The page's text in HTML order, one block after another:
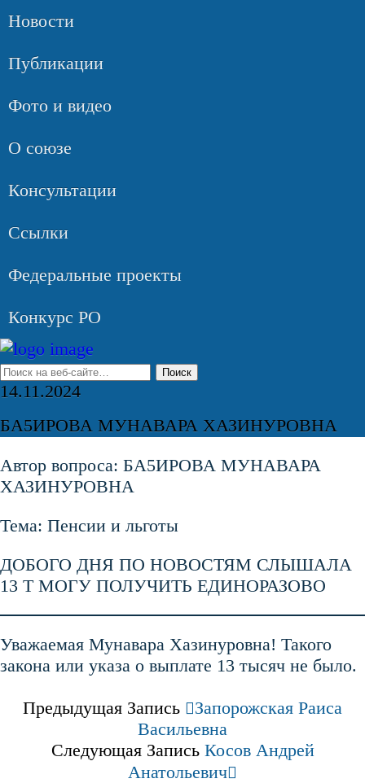
Новости
Публикации
Фото и видео
О союзе
Консультации
Ссылки
Федеральные проекты
Конкурс РО
14.11.2024
БА5ИРОВА МУНАВАРА ХАЗИНУРОВНА
Автор вопроса: БА5ИРОВА МУНАВАРА
ХАЗИНУРОВНА
Тема: Пенсии и льготы
ДОБОГО ДНЯ ПО НОВОСТЯМ СЛЫШАЛА
13 Т МОГУ ПОЛУЧИТЬ ЕДИНОРАЗОВО
Уважаемая Мунавара Хазинуровна! Такого
закона или указа о выплате 13 тысяч не было.
Предыдущая Запись
Запорожская Раиса
Васильевна
Следующая Запись Косов Андрей
Анатольевич